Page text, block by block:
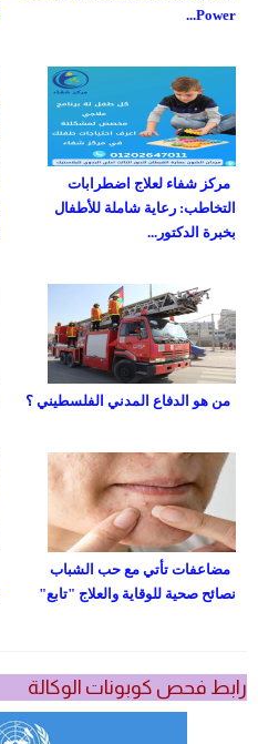
Power...
مركز شفاء لعلاج اضطرابات
التخاطب: رعاية شاملة للأطفال
بخبرة الدكتور...
من هو الدفاع المدني الفلسطيني ؟
مضاعفات تأتي مع حب الشباب
نصائح صحية للوقاية والعلاج "تابع"
رابط فحص كوبونات الوكالة